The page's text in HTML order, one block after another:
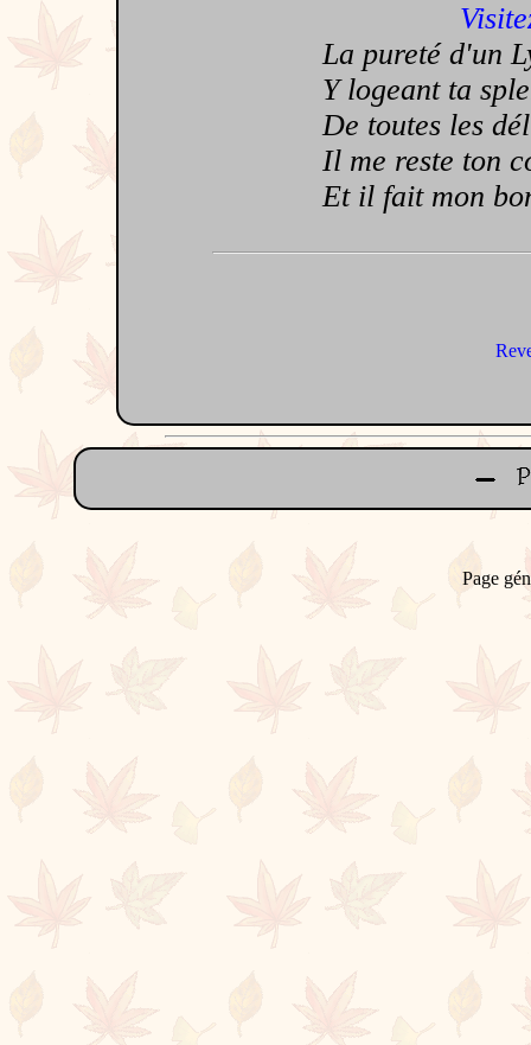
La pureté d'un
Y logeant ta
De toutes les
Il me reste ton
Et il fait mon
Page